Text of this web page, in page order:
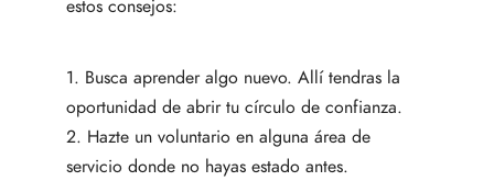
estos consejos:
1. Busca aprender algo nuevo. Allí tendras la
oportunidad de abrir tu círculo de confianza.
2. Hazte un voluntario en alguna área de
servicio donde no hayas estado antes.